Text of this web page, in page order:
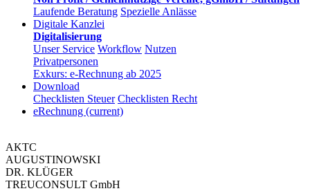
Laufende Beratung Spezielle Anlässe
Digitale Kanzlei
Digitalisierung
Unser Service Workflow Nutzen
Privatpersonen
Exkurs: e-Rechnung ab 2025
Download
Checklisten Steuer Checklisten Recht
eRechnung (current)
AKTC
AUGUSTINOWSKI
DR. KLÜGER
TREUCONSULT GmbH